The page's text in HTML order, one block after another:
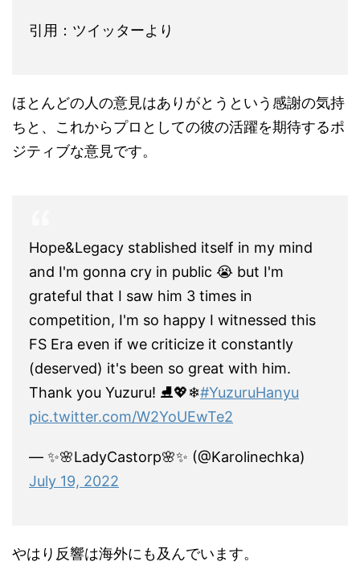
引用：ツイッターより
ほとんどの人の意見はありがとうという感謝の気持
ちと、これからプロとしての彼の活躍を期待するポ
ジティブな意見です。
and I'm gonna cry in public 😭 but I'm
grateful that I saw him 3 times in
competition, I'm so happy I witnessed this
FS Era even if we criticize it constantly
(deserved) it's been so great with him.
Thank you Yuzuru! ⛸️💖❄ #YuzuruHanyu
pic.twitter.com/W2YoUEwTe2
July 19, 2022